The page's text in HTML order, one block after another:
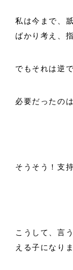
私は今まで、
ばかり考え、
でもそれは逆
必要だったの
そうそう！支
こうして、言
える子になり